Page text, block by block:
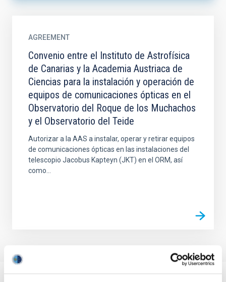
AGREEMENT
Convenio entre el Instituto de Astrofísica
de Canarias y la Academia Austriaca de
Ciencias para la instalación y operación de
equipos de comunicaciones ópticas en el
Observatorio del Roque de los Muchachos
y el Observatorio del Teide
Autorizar a la AAS a instalar, operar y retirar equipos
de comunicaciones ópticas en las instalaciones del
telescopio Jacobus Kapteyn (JKT) en el ORM, así
como...